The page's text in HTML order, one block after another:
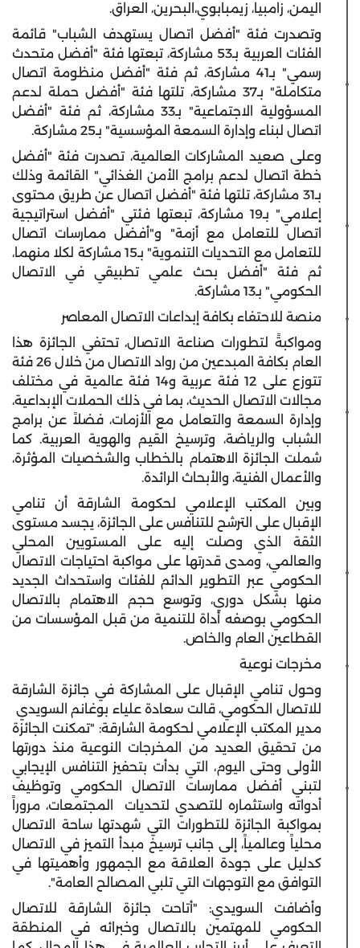
اليمن، زامبيا، زيمبابوي،البحرين، العراق.
وتصدرت فئة "أفضل اتصال يستهدف الشباب" قائمة
الفئات العربية بـ53
مشاركة، تبعتها فئة "أفضل متحدث
رسمي" بـ41 مشاركة، ثم فئة
"أفضل منظومة اتصال
متكاملة" بـ37 مشاركة، تلتها فئة
"أفضل حملة لدعم
المسؤولية الاجتماعية" بـ33 مشاركة، ثم فئة
"أفضل
اتصال لبناء وإدارة السمعة المؤسسية" بـ25 مشاركة.
وعلى صعيد المشاركات العالمية، تصدرت فئة "أفضل
خطة اتصال لدعم برامج الأمن الغذائي" القائمة وذلك
بـ31 مشاركة، تلتها فئة
"أفضل اتصال عن طريق محتوى
إعلامي" بـ19 مشاركة، تبعتها فئتي
"أفضل استراتيجية
اتصال للتعامل مع أزمة" و"أفضل ممارسات اتصال
للتعامل مع التحديات التنموية"
بـ15 مشاركة لكلا منهما،
ثم فئة "أفضل بحث علمي تطبيقي في الاتصال
الحكومي" بـ13 مشاركة.
منصة للاحتفاء بكافة إبداعات الاتصال المعاصر
ومواكبةً لتطورات صناعة الاتصال، تحتفي الجائزة هذا
العام بكافة المبدعين من رواد الاتصال من خلال 26 فئة
تتوزع على 12 فئة عربية و14 فئة عالمية
في مختلف
مجالات الاتصال الحديث، بما في ذلك الحملات الإبداعية،
وإدارة السمعة والتعامل مع الأزمات، فضلاً عن برامج
الشباب والرياضة، وترسيخ القيم والهوية العربية. كما
شملت الجائزة الاهتمام بالخطاب والشخصيات المؤثرة،
والأعمال الفنية، والأبحاث الرائدة.
وبين المكتب الإعلامي لحكومة الشارقة أن تنامي
الإقبال على الترشح للتنافس على الجائزة، يجسد مستوى
الثقة الذي وصلت إليه على المستويين المحلي
والعالمي، ومدى قدرتها على مواكبة احتياجات الاتصال
الحكومي عبر التطوير الدائم للفئات واستحداث الجديد
منها بشكل دوري، وتوسع حجم الاهتمام بالاتصال
الحكومي بوصفه أداة للتنمية من قبل المؤسسات من
القطاعين العام والخاص.
مخرجات نوعية
وحول تنامي الإقبال على المشاركة في جائزة الشارقة
للاتصال الحكومي، قالت سعادة علياء بوغانم السويدي
مدير المكتب الإعلامي لحكومة الشارقة: "تمكنت الجائزة
من تحقيق العديد من المخرجات النوعية منذ دورتها
الأولى وحتى اليوم، التي بدأت بتحفيز التنافس الإيجابي
لتبني أفضل ممارسات الاتصال الحكومي وتوظيف
أدواته واستثماره للتصدي لتحديات المجتمعات، مروراً
بمواكبة الجائزة للتطورات التي شهدتها ساحة الاتصال
محلياً وعالمياً، إلى جانب ترسيخ مبدأ التميز في الاتصال
كدليل على جودة العلاقة مع الجمهور وأهميتها في
التوافق مع التوجهات التي تلبي المصالح العامة".
وأضافت السويدي: "أتاحت جائزة الشارقة للاتصال
الحكومي للمهتمين بالاتصال وخبرائه في المنطقة